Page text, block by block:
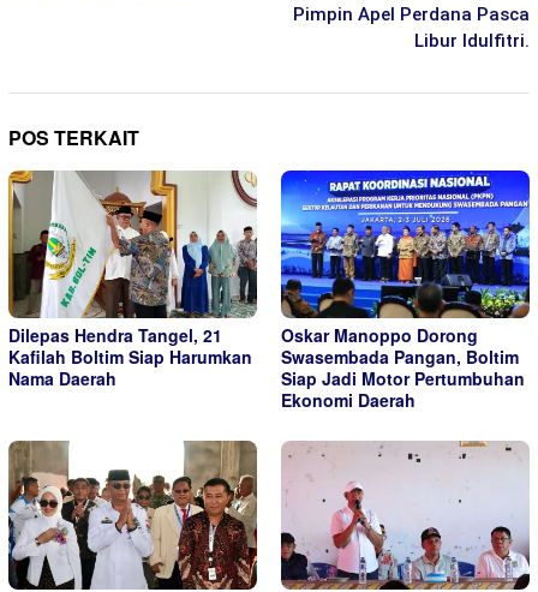
Pimpin Apel Perdana Pasca
Libur Idulfitri.
POS TERKAIT
Dilepas Hendra Tangel, 21
Kafilah Boltim Siap Harumkan
Nama Daerah
Oskar Manoppo Dorong
Swasembada Pangan, Boltim
Siap Jadi Motor Pertumbuhan
Ekonomi Daerah